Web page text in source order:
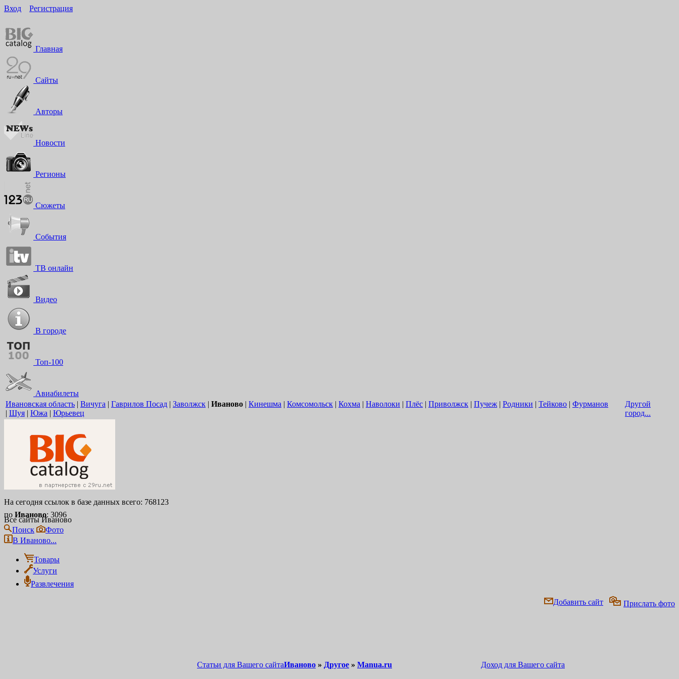
Вход
Регистрация
Главная
Сайты
Авторы
Новости
Регионы
Сюжеты
События
ТВ онлайн
Видео
В городе
Топ-100
Авиабилеты
Ивановская область | Вичуга | Гаврилов Посад | Заволжск | Иваново | Кинешма | Комсомольск | Кохма | Наволоки | Плёс | Приволжск | Пучеж | Родники | Тейково | Фурманов
| Шуя | Южа | Юрьевец
Другой
город...
На сегодня ссылок в базе данных всего: 768123
по Иваново: 3096
Все сайты Иваново
Поиск
Фото
В Иваново...
Товары
Услуги
Развлечения
Прислать фото
Добавить сайт
Статьи для Вашего сайта Доход для Вашего сайта
Иваново » Другое » Manua.ru